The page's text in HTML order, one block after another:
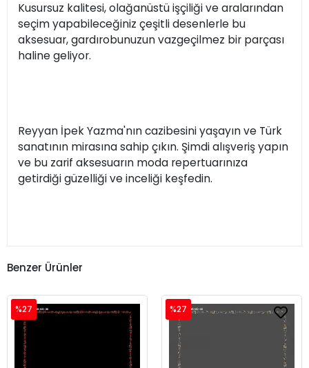
Kusursuz kalitesi, olağanüstü işçiliği ve aralarından
seçim yapabileceğiniz çeşitli desenlerle bu
aksesuar, gardırobunuzun vazgeçilmez bir parçası
haline geliyor.
Reyyan İpek Yazma'nın cazibesini yaşayın ve Türk
sanatının mirasına sahip çıkın. Şimdi alışveriş yapın
ve bu zarif aksesuarın moda repertuarınıza
getirdiği güzelliği ve inceliği keşfedin.
Benzer Ürünler
%27 %27